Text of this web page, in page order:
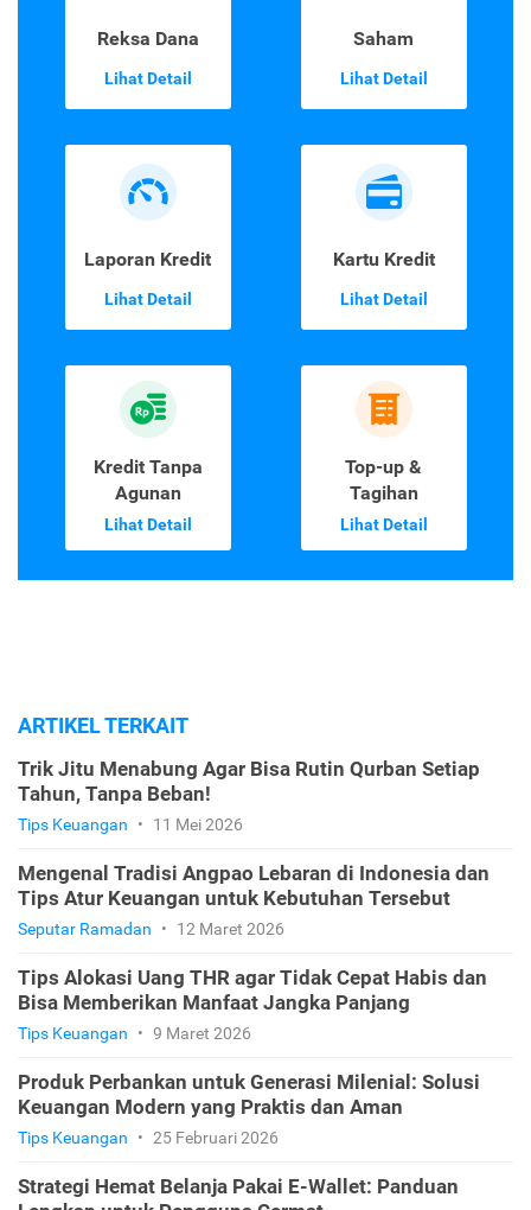
Reksa Dana
Lihat Detail
Saham
Lihat Detail
Laporan Kredit
Lihat Detail
Kartu Kredit
Lihat Detail
Kredit Tanpa
Agunan
Lihat Detail
Top-up &
Tagihan
Lihat Detail
ARTIKEL TERKAIT
Trik Jitu Menabung Agar Bisa Rutin Qurban Setiap
Tahun, Tanpa Beban!
Tips Keuangan • 11 Mei 2026
Mengenal Tradisi Angpao Lebaran di Indonesia dan
Tips Atur Keuangan untuk Kebutuhan Tersebut
Seputar Ramadan • 12 Maret 2026
Tips Alokasi Uang THR agar Tidak Cepat Habis dan
Bisa Memberikan Manfaat Jangka Panjang
Tips Keuangan • 9 Maret 2026
Produk Perbankan untuk Generasi Milenial: Solusi
Keuangan Modern yang Praktis dan Aman
Tips Keuangan • 25 Februari 2026
Strategi Hemat Belanja Pakai E-Wallet: Panduan